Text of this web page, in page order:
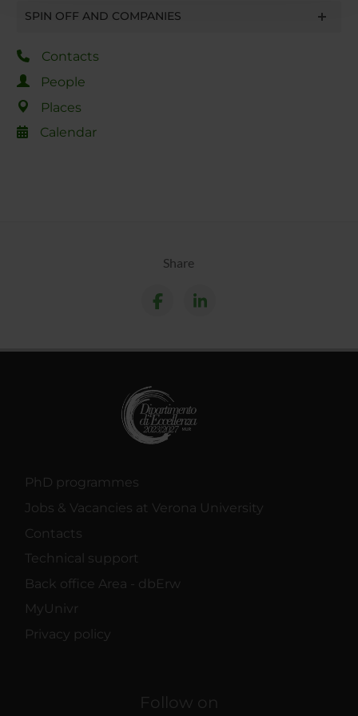
raccolto dal tuo utilizzo dei loro servizi.
SPIN OFF AND COMPANIES
Contacts
People
Places
Calendar
Share
PhD programmes
Jobs & Vacancies at Verona University
Contacts
Technical support
Back office Area - dbErw
MyUnivr
Privacy policy
Follow on